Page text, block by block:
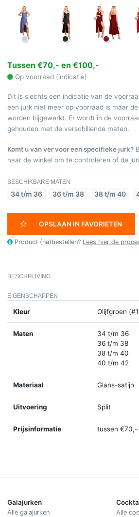
Tussen €70,- en €100,-
Op voorraad (indicatie)
Dit is slechts een indicatie van de
een jurk niet meer op voorraad is maar
worden bijgewerkt. Er wordt in de
gehouden met de verschillende maten.
Komt u van ver voor een specifieke jurk?
naar de winkel om te controleren of de
BESCHIKBARE MATEN
34 t/m 36 36 t/m 38 38 t/m 40
OPSLAAN IN FAVORIETEN
Product (na)bestellen? Lees hier de
BESCHRIJVING
EIGENSCHAPPEN
Kleur Olijfgroen
Maten
34 t/m 36
36 t/m 38
38 t/m 40
40 t/m 42
Materiaal Glans-satijn
Uitvoering Split
Prijsinformatie tussen
Galajurken
Alle galajurken
Alle